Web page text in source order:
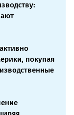
покупая